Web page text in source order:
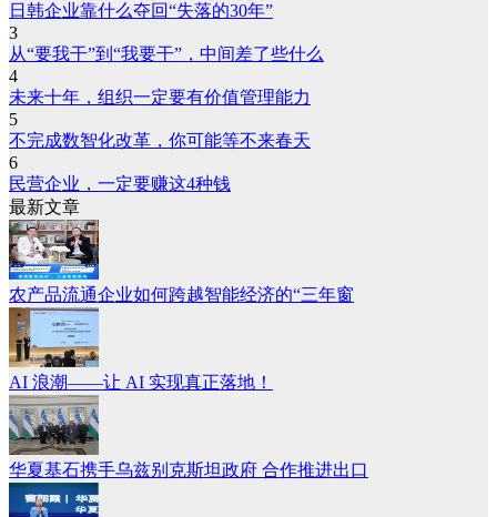
日韩企业靠什么夺回“失落的30年”
3
从“要我干”到“我要干”，中间差了些什么
4
未来十年，组织一定要有价值管理能力
5
不完成数智化改革，你可能等不来春天
6
民营企业，一定要赚这4种钱
最新文章
农产品流通企业如何跨越智能经济的“三年窗
AI 浪潮——让 AI 实现真正落地！
华夏基石携手乌兹别克斯坦政府 合作推进出口